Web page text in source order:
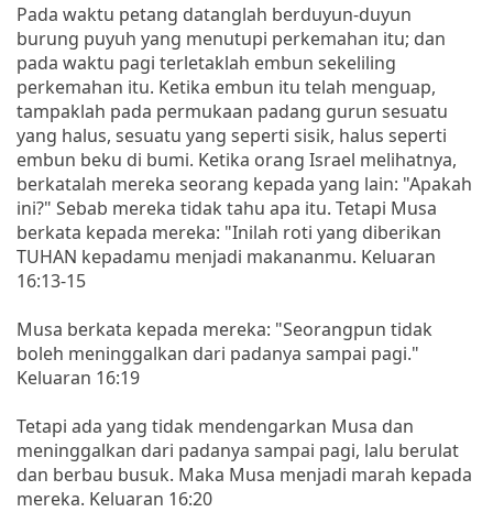
Pada waktu petang datanglah berduyun-duyun
burung puyuh yang menutupi perkemahan itu; dan
pada waktu pagi terletaklah embun sekeliling
perkemahan itu. Ketika embun itu telah menguap,
tampaklah pada permukaan padang gurun sesuatu
yang halus, sesuatu yang seperti sisik, halus seperti
embun beku di bumi. Ketika orang Israel melihatnya,
berkatalah mereka seorang kepada yang lain: "Apakah
ini?" Sebab mereka tidak tahu apa itu. Tetapi Musa
berkata kepada mereka: "Inilah roti yang diberikan
TUHAN kepadamu menjadi makananmu. Keluaran
16:13-15
Musa berkata kepada mereka: "Seorangpun tidak
boleh meninggalkan dari padanya sampai pagi."
Keluaran 16:19
Tetapi ada yang tidak mendengarkan Musa dan
meninggalkan dari padanya sampai pagi, lalu berulat
dan berbau busuk. Maka Musa menjadi marah kepada
mereka. Keluaran 16:20